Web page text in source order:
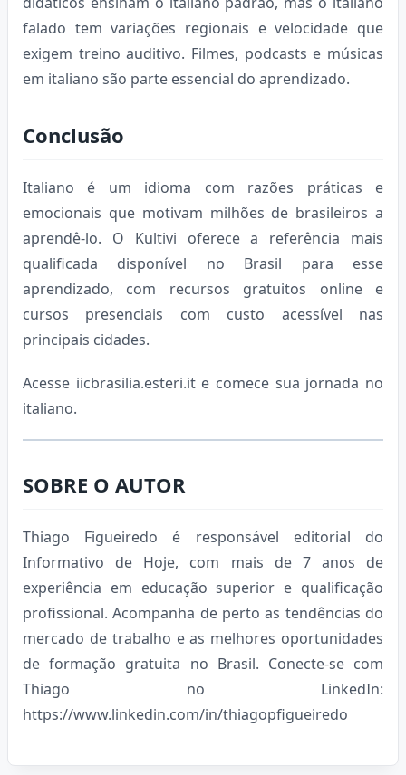
falado tem variações regionais e velocidade que
exigem treino auditivo. Filmes, podcasts e músicas
em italiano são parte essencial do aprendizado.
Conclusão
Italiano é um idioma com razões práticas e
emocionais que motivam milhões de brasileiros a
aprendê-lo. O Kultivi oferece a referência mais
qualificada disponível no Brasil para esse
aprendizado, com recursos gratuitos online e
cursos presenciais com custo acessível nas
principais cidades.
Acesse iicbrasilia.esteri.it e comece sua jornada no
italiano.
SOBRE O AUTOR
Thiago Figueiredo é responsável editorial do
Informativo de Hoje, com mais de 7 anos de
experiência em educação superior e qualificação
profissional. Acompanha de perto as tendências do
mercado de trabalho e as melhores oportunidades
de formação gratuita no Brasil. Conecte-se com
Thiago no LinkedIn:
https://www.linkedin.com/in/thiagopfigueiredo